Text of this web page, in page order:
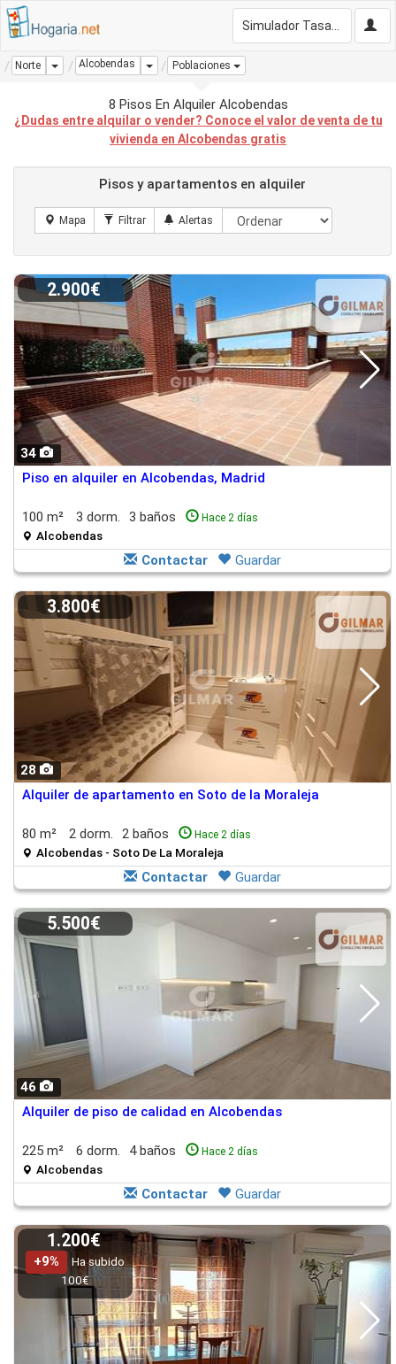
Norte Dropdown
Alcobendas Dropdown
Poblaciones
8 Pisos En Alquiler Alcobendas
¿Dudas entre alquilar o vender? Conoce el valor de venta de tu
vivienda en Alcobendas gratis
Pisos y apartamentos en alquiler
34
2.900€
Piso en alquiler en Alcobendas, Madrid
100 m² 3 dorm. 3 baños Hace 2 días
Alcobendas
Contactar Guardar
28
3.800€
Alquiler de apartamento en Soto de la Moraleja
80 m² 2 dorm. 2 baños Hace 2 días
Alcobendas - Soto De La Moraleja
Contactar Guardar
46
5.500€
Alquiler de piso de calidad en Alcobendas
225 m² 6 dorm. 4 baños Hace 2 días
Alcobendas
Contactar Guardar
1.200€
+9%
Ha subido
100€